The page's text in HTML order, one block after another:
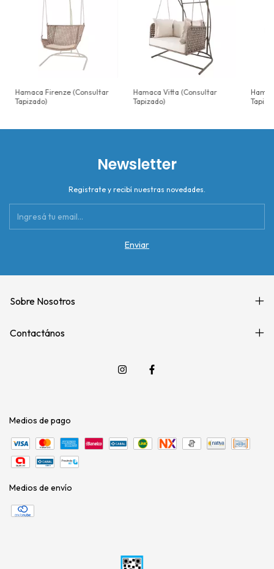
Hamaca Firenze (Consultar
Tapizado)
Hamaca Vitta (Consultar
Tapizado)
Newsletter
Registrate y recibí nuestras novedades.
Sobre Nosotros
Contactános
Medios de pago
Medios de envío